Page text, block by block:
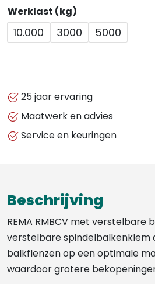
Werklast (kg)
10.000 3000 5000
25 jaar ervaring
Maatwerk en advies
Service en keuringen
Beschrijving
REMA RMBCV met verstelbare
verstelbare spindelbalkenklem
balkflenzen op een optimale
waardoor grotere